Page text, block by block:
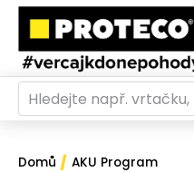
Domů / AKU Program